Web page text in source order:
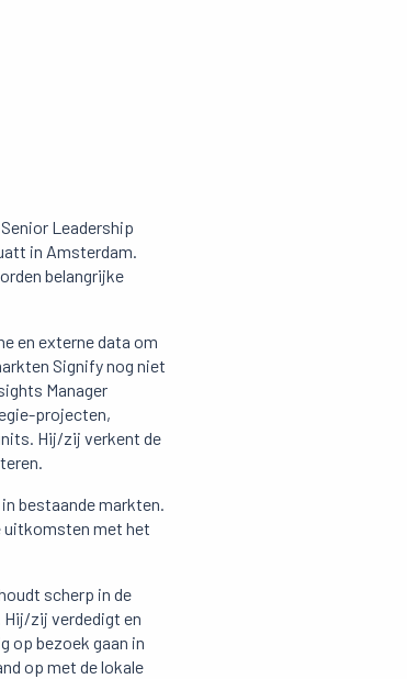
Leadership
in Amsterdam.
belangrijke
en externe data om
Signify nog niet
Manager
projecten,
Hij/zij verkent de
in bestaande markten.
uitkomsten met het
scherp in de
Hij/zij verdedigt en
op bezoek gaan in
op met de lokale